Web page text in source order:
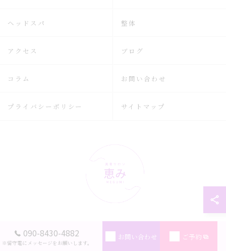
090-8430-4882
※留守電にメッセージをお願いします。
お問い合わせ ご予約
ヘッドスパ 整体
アクセス ブログ
コラム お問い合わせ
プライバシーポリシー サイトマップ
© 2026 広島県広島市のリラクゼーションなら美骨サロン恵み ALL RIGHTS
RESERVED.